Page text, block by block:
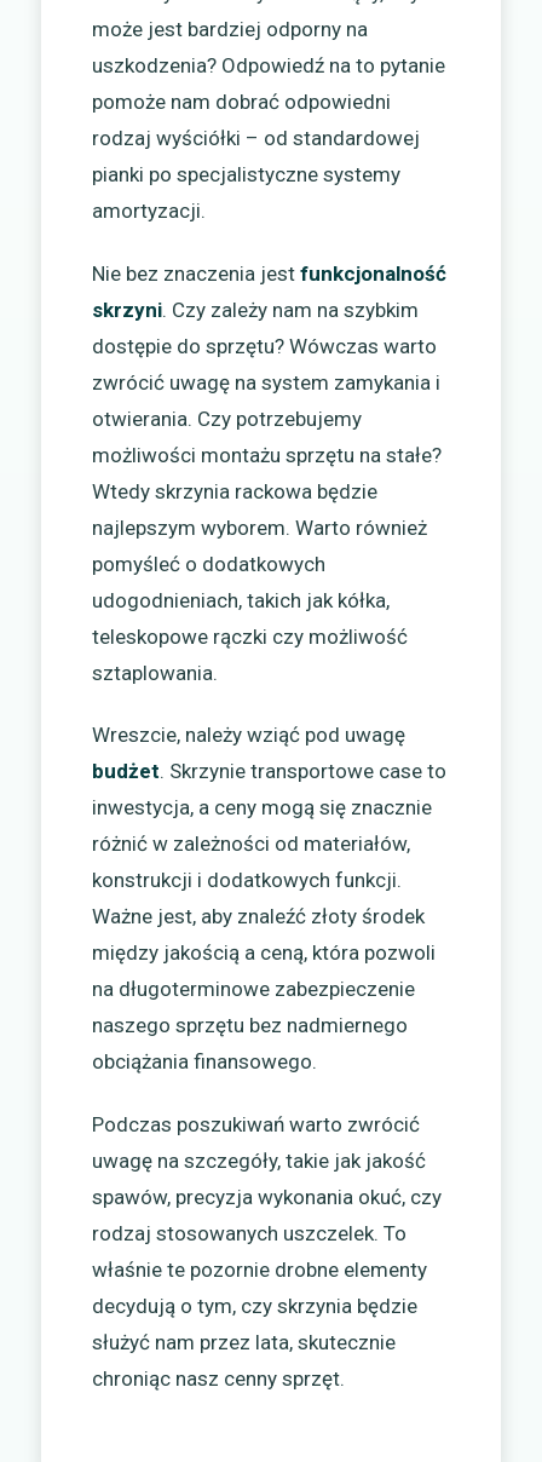
może jest bardziej odporny na
uszkodzenia? Odpowiedź na to pytanie
pomoże nam dobrać odpowiedni
rodzaj wyściółki – od standardowej
pianki po specjalistyczne systemy
amortyzacji.
Nie bez znaczenia jest funkcjonalność
skrzyni. Czy zależy nam na szybkim
dostępie do sprzętu? Wówczas warto
zwrócić uwagę na system zamykania i
otwierania. Czy potrzebujemy
możliwości montażu sprzętu na stałe?
Wtedy skrzynia rackowa będzie
najlepszym wyborem. Warto również
pomyśleć o dodatkowych
udogodnieniach, takich jak kółka,
teleskopowe rączki czy możliwość
sztaplowania.
Wreszcie, należy wziąć pod uwagę
budżet. Skrzynie transportowe case to
inwestycja, a ceny mogą się znacznie
różnić w zależności od materiałów,
konstrukcji i dodatkowych funkcji.
Ważne jest, aby znaleźć złoty środek
między jakością a ceną, która pozwoli
na długoterminowe zabezpieczenie
naszego sprzętu bez nadmiernego
obciążania finansowego.
Podczas poszukiwań warto zwrócić
uwagę na szczegóły, takie jak jakość
spawów, precyzja wykonania okuć, czy
rodzaj stosowanych uszczelek. To
właśnie te pozornie drobne elementy
decydują o tym, czy skrzynia będzie
służyć nam przez lata, skutecznie
chroniąc nasz cenny sprzęt.